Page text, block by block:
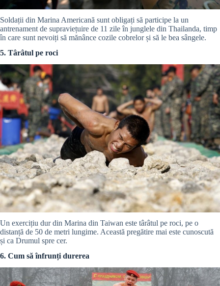
Soldații din Marina Americană sunt obligați să participe la un
antrenament de supraviețuire de 11 zile în junglele din Thailanda, timp
în care sunt nevoiți să mănânce cozile cobrelor și să le bea sângele.
5. Târâtul pe roci
Un exercițiu dur din Marina din Taiwan este târâtul pe roci, pe o
distanță de 50 de metri lungime. Această pregătire mai este cunoscută
și ca Drumul spre cer.
6. Cum să înfrunți durerea